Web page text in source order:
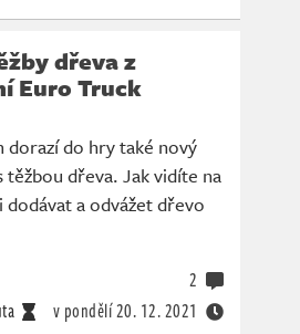
dřeva z
Euro Truck
dorazí do hry také nový
dřeva. Jak vidíte na
a odvážet dřevo
v pondělí20. 12. 2021
2